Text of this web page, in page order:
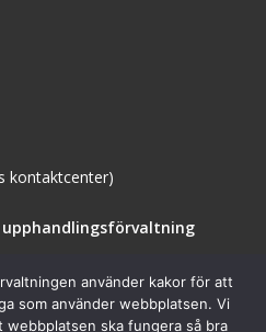
kontaktcenter)
upphandlingsförvaltning(öppnas
nytt
fönster)
använder kakor för att
som använder webbplatsen. Vi
webbplatsen ska fungera så bra